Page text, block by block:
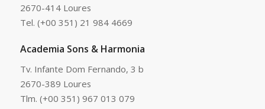
2670-414 Loures
Tel. (+00 351) 21 984 4669
Academia Sons & Harmonia
Tv. Infante Dom Fernando, 3 b
2670-389 Loures
Tlm. (+00 351) 967 013 079